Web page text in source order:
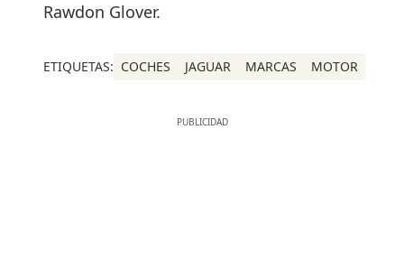
Rawdon Glover.
ETIQUETAS: COCHES JAGUAR MARCAS MOTOR